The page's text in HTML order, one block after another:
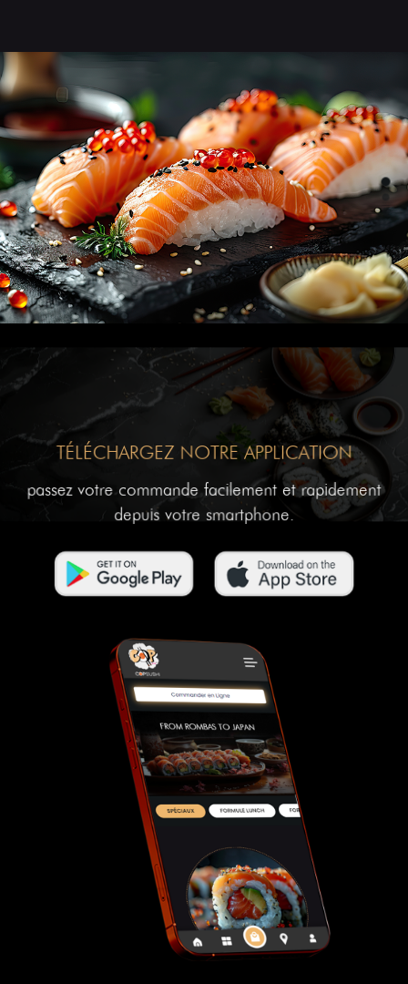
TÉLÉCHARGEZ NOTRE APPLICATION
passez votre commande facilement et rapidement
depuis votre smartphone.